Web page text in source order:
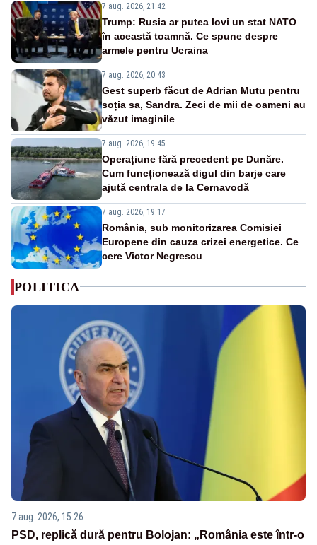
7 aug. 2026, 21:42
Trump: Rusia ar putea lovi un stat NATO
în această toamnă. Ce spune despre
armele pentru Ucraina
7 aug. 2026, 20:43
Gest superb făcut de Adrian Mutu pentru
soția sa, Sandra. Zeci de mii de oameni au
văzut imaginile
7 aug. 2026, 19:45
Operațiune fără precedent pe Dunăre.
Cum funcționează digul din barje care
ajută centrala de la Cernavodă
7 aug. 2026, 19:17
România, sub monitorizarea Comisiei
Europene din cauza crizei energetice. Ce
cere Victor Negrescu
POLITICA
7 aug. 2026, 15:26
PSD, replică dură pentru Bolojan: „România este într-o